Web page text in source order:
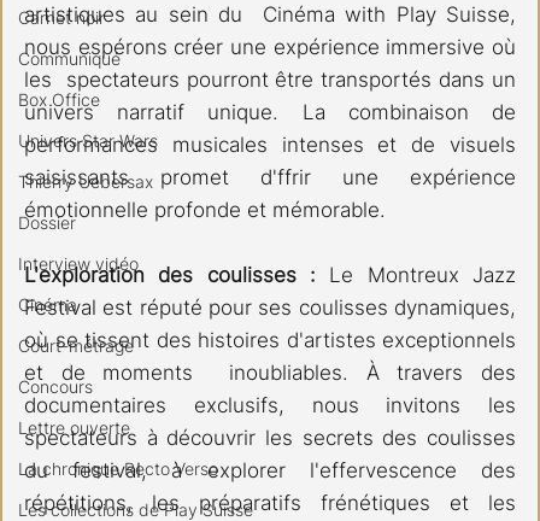
Carnet noir
Communiqué
Box Office
Univers Star Wars
Thierry Uebersax
Dossier
Interview vidéo
Cinéma
Court-métrage
Concours
Lettre ouverte
La chronique Recto Verso
Les collections de Play Suisse
artistiques au sein du  Cinéma with Play Suisse,
nous espérons créer une expérience immersive où
les  spectateurs pourront être transportés dans un
univers narratif unique. La combinaison de
performances musicales intenses et de visuels
saisissants promet d'ffrir une expérience
émotionnelle profonde et mémorable.
L'exploration des coulisses : Le Montreux Jazz
Festival est réputé pour ses coulisses dynamiques,
où se tissent des histoires d'artistes exceptionnels
et de moments  inoubliables. À travers des
documentaires exclusifs, nous invitons les
spectateurs à découvrir les secrets des coulisses
du festival, à explorer l'effervescence des
répétitions, les préparatifs frénétiques et les